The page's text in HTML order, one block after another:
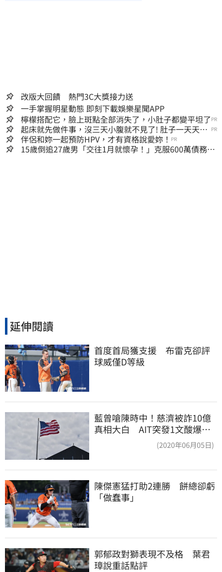
改版大回饋 熱門3C大獎接力送
一手掌握明星動態 即刻下載娛樂星聞APP
檸檬搭配它，臉上斑點全部消失了，小肚子都變平坦了 PR
起床就先做件事，沒三天小腹就不見了! 肚子一天天變
小！
PR
伴侶和妳一起預防HPV，才有資格說愛妳！ PR
15歲倒追27歲男「交往1月就懷孕！」克服600萬債務
延伸閱讀
首度首局獲支援　布雷克卻評
球威僅D等級
藍曾嗆陳時中！慈濟被詐10億
真相大白 AIT突發1文酸爆…
(2020年06月05日)
陳傑憲猛打助2連勝　餅總卻虧
「做蠢事」
郭郁政對獅表現不及格　葉君
璋說重話點評